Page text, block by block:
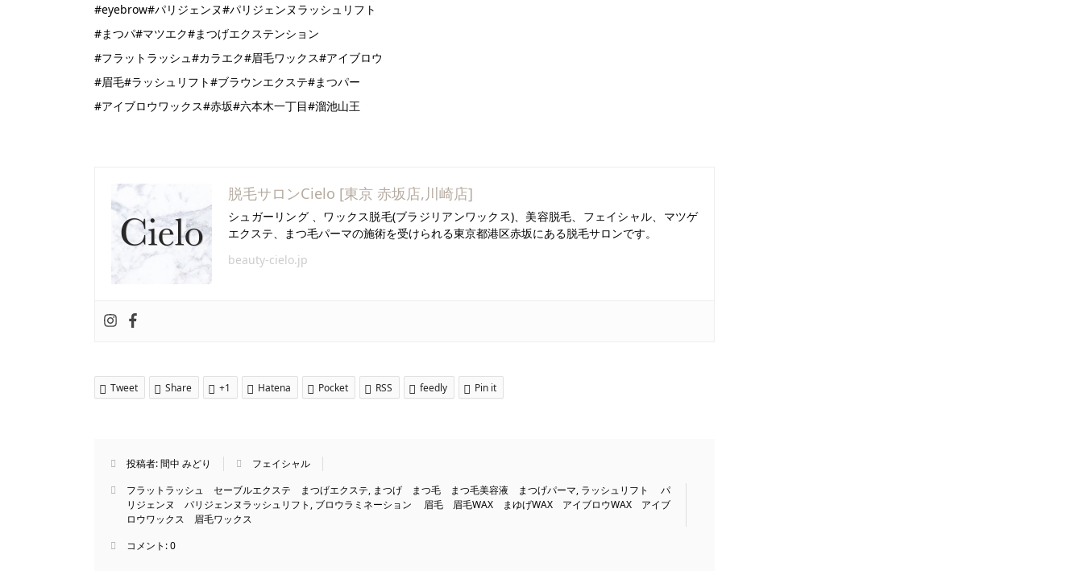
#eyebrow#パリジェンヌ#パリジェンヌラッシュリフト
#まつパ#マツエク#まつげエクステンション
#フラットラッシュ#カラエク#眉毛ワックス#アイブロウ
#眉毛#ラッシュリフト#ブラウンエクステ#まつパー
#アイブロウワックス#赤坂#六本木一丁目#溜池山王
脱毛サロンCielo [東京 赤坂店,川崎店]
シュガーリング 、ワックス脱毛(ブラジリアンワックス)、美容脱毛、フェイシャル、マツゲ
エクステ、まつ毛パーマの施術を受けられる東京都港区赤坂にある脱毛サロンです。
beauty-cielo.jp
Tweet Share +1 Hatena Pocket RSS feedly Pin it
投稿者:間中 みどり
フェイシャル
フラットラッシュ セーブルエクステ まつげエクステ, まつげ まつ毛 まつ毛美容液 まつげパーマ, ラッシュリフト パ
リジェンヌ パリジェンヌラッシュリフト , ブロウラミネーション 眉毛 眉毛WAX まゆげWAX アイブロウWAX アイブ
ロウワックス 眉毛ワックス
コメント:0